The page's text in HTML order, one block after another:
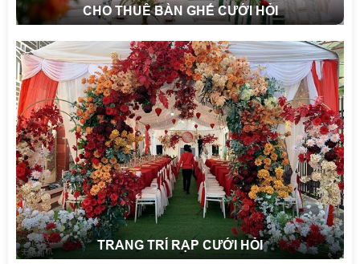
CHO THUÊ BÀN GHẾ CƯỚI HỎI
TRANG TRÍ RẠP CƯỚI HỎI